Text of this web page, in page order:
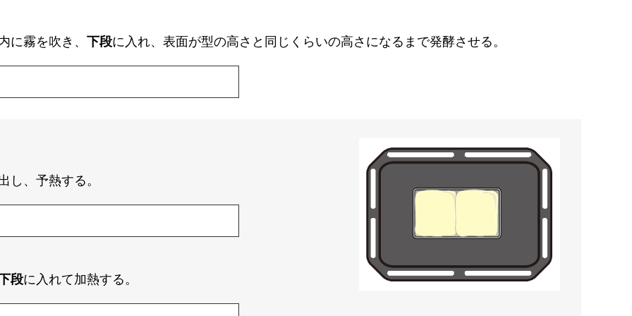
に霧を吹き、 下段に入れ、表面が型の高さと同じくらいの高さになるまで発酵させる。
し、予熱する。
段に入れて加熱する。